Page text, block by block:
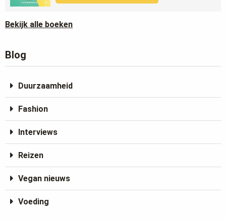
Bekijk alle boeken
Blog
Duurzaamheid
Fashion
Interviews
Reizen
Vegan nieuws
Voeding